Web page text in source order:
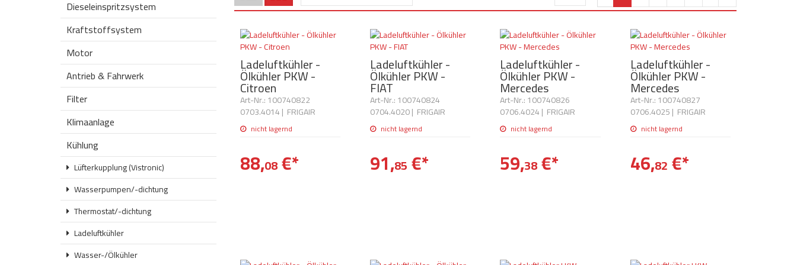
Dieseleinspritzsystem
Kraftstoffsystem
Motor
Antrieb & Fahrwerk
Filter
Klimaanlage
Kühlung
Lüfterkupplung (Vistronic)
Wasserpumpen/-dichtung
Thermostat/-dichtung
Ladeluftkühler
Wasser-/Ölkühler
Ladeluftkühler -
Ölkühler PKW -
Citroen
Art-Nr.: 100740822
0703.4014| FRIGAIR
nicht lagernd
88,08 €*
Ladeluftkühler -
Ölkühler PKW -
FIAT
Art-Nr.: 100740824
0704.4020| FRIGAIR
nicht lagernd
91,85 €*
Ladeluftkühler -
Ölkühler PKW -
Mercedes
Art-Nr.: 100740826
0706.4024| FRIGAIR
nicht lagernd
59,38€*
Ladeluftkühler -
Ölkühler PKW -
Mercedes
Art-Nr.: 100740827
0706.4025| FRIGAIR
nicht lagernd
46,82 €*